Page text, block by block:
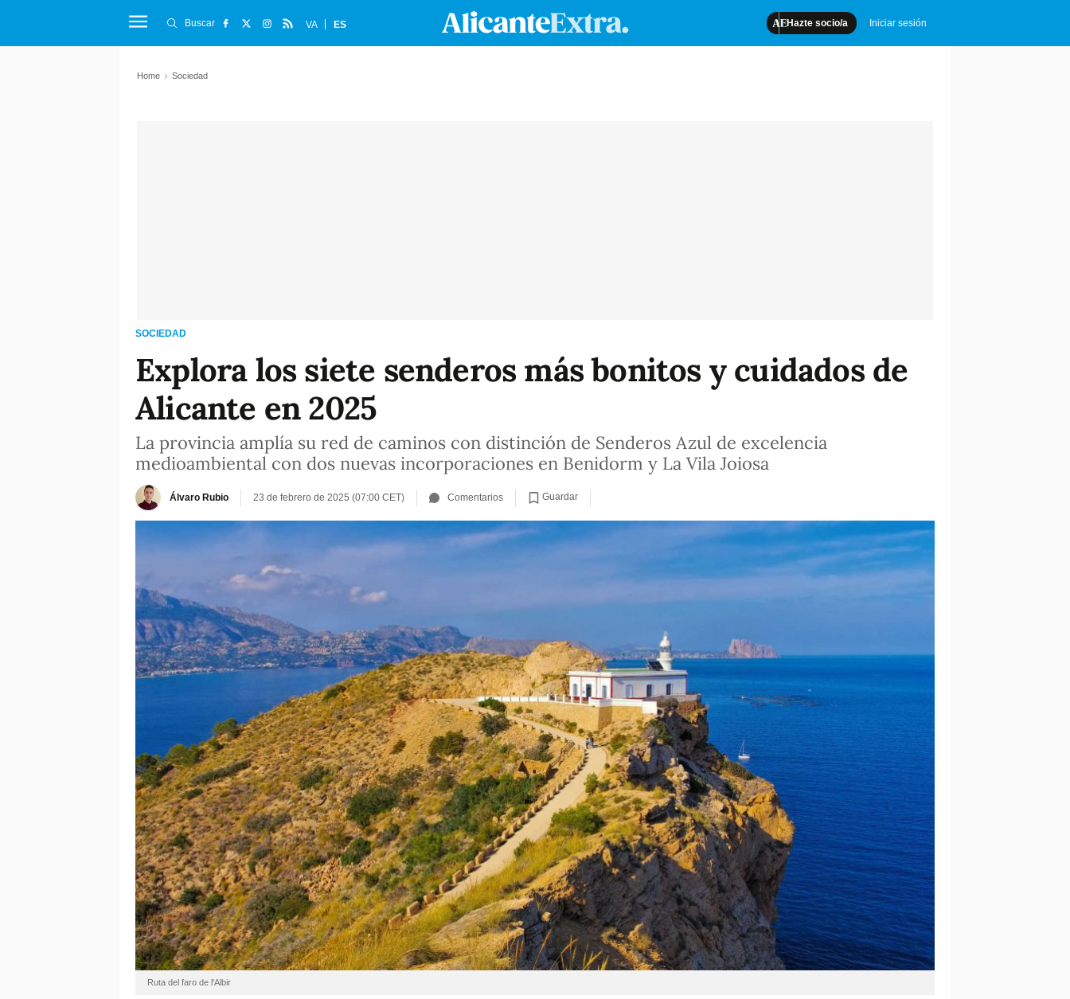
Hazte socio/a Iniciar sesión
Buscar VA ES
Home Sociedad
SOCIEDAD
Explora los siete senderos más bonitos y cuidados de
Alicante en 2025
La provincia amplía su red de caminos con distinción de Senderos Azul de excelencia
medioambiental con dos nuevas incorporaciones en Benidorm y La Vila Joiosa
Álvaro Rubio 23 de febrero de 2025 (07:00 CET) Comentarios Guardar
Ruta del faro de l'Albir